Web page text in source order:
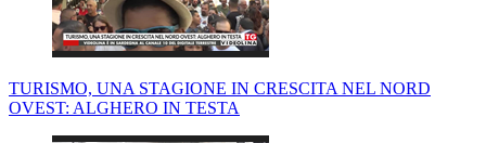
TURISMO, UNA STAGIONE IN CRESCITA NEL NORD
OVEST: ALGHERO IN TESTA